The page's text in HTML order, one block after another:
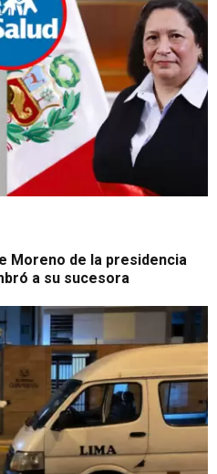
Moreno de la presidencia
a su sucesora